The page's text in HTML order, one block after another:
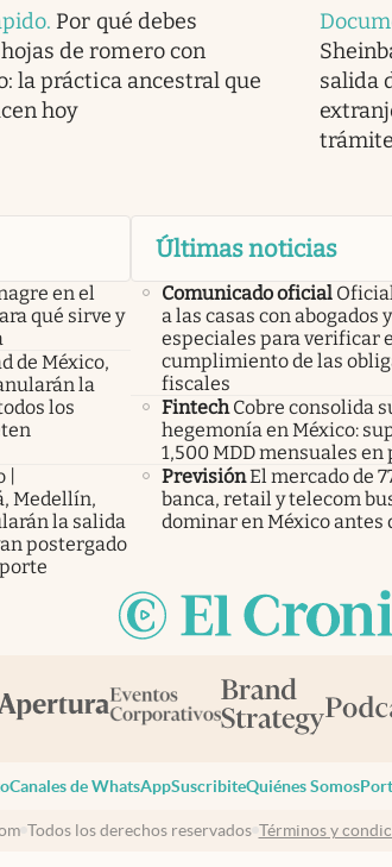
. Por qué debes
de romero con
la práctica ancestral que
hoy
salida
en el
qué sirve y
de México,
la
los
|
Medellín,
la salida
postergado
Últimas noticias
Comunicado oficial
a las casas con abogados
especiales para verificar
cumplimiento de las
fiscales
Fintech Cobre consolida
hegemonía en México:
1,500 MDD mensuales en
PrevisiónEl mercado de
banca, retail y telecom
dominar en México antes
Canales de WhatsAppSuscribiteQuiénes Somos
Todos los derechos reservados Términos y